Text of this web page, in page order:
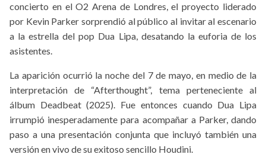
concierto en el O2 Arena de Londres, el proyecto liderado
por Kevin Parker sorprendió al público al invitar al escenario
a la estrella del pop Dua Lipa, desatando la euforia de los
asistentes.
La aparición ocurrió la noche del 7 de mayo, en medio de la
interpretación de “Afterthought”, tema perteneciente al
álbum Deadbeat (2025). Fue entonces cuando Dua Lipa
irrumpió inesperadamente para acompañar a Parker, dando
paso a una presentación conjunta que incluyó también una
versión en vivo de su exitoso sencillo Houdini.